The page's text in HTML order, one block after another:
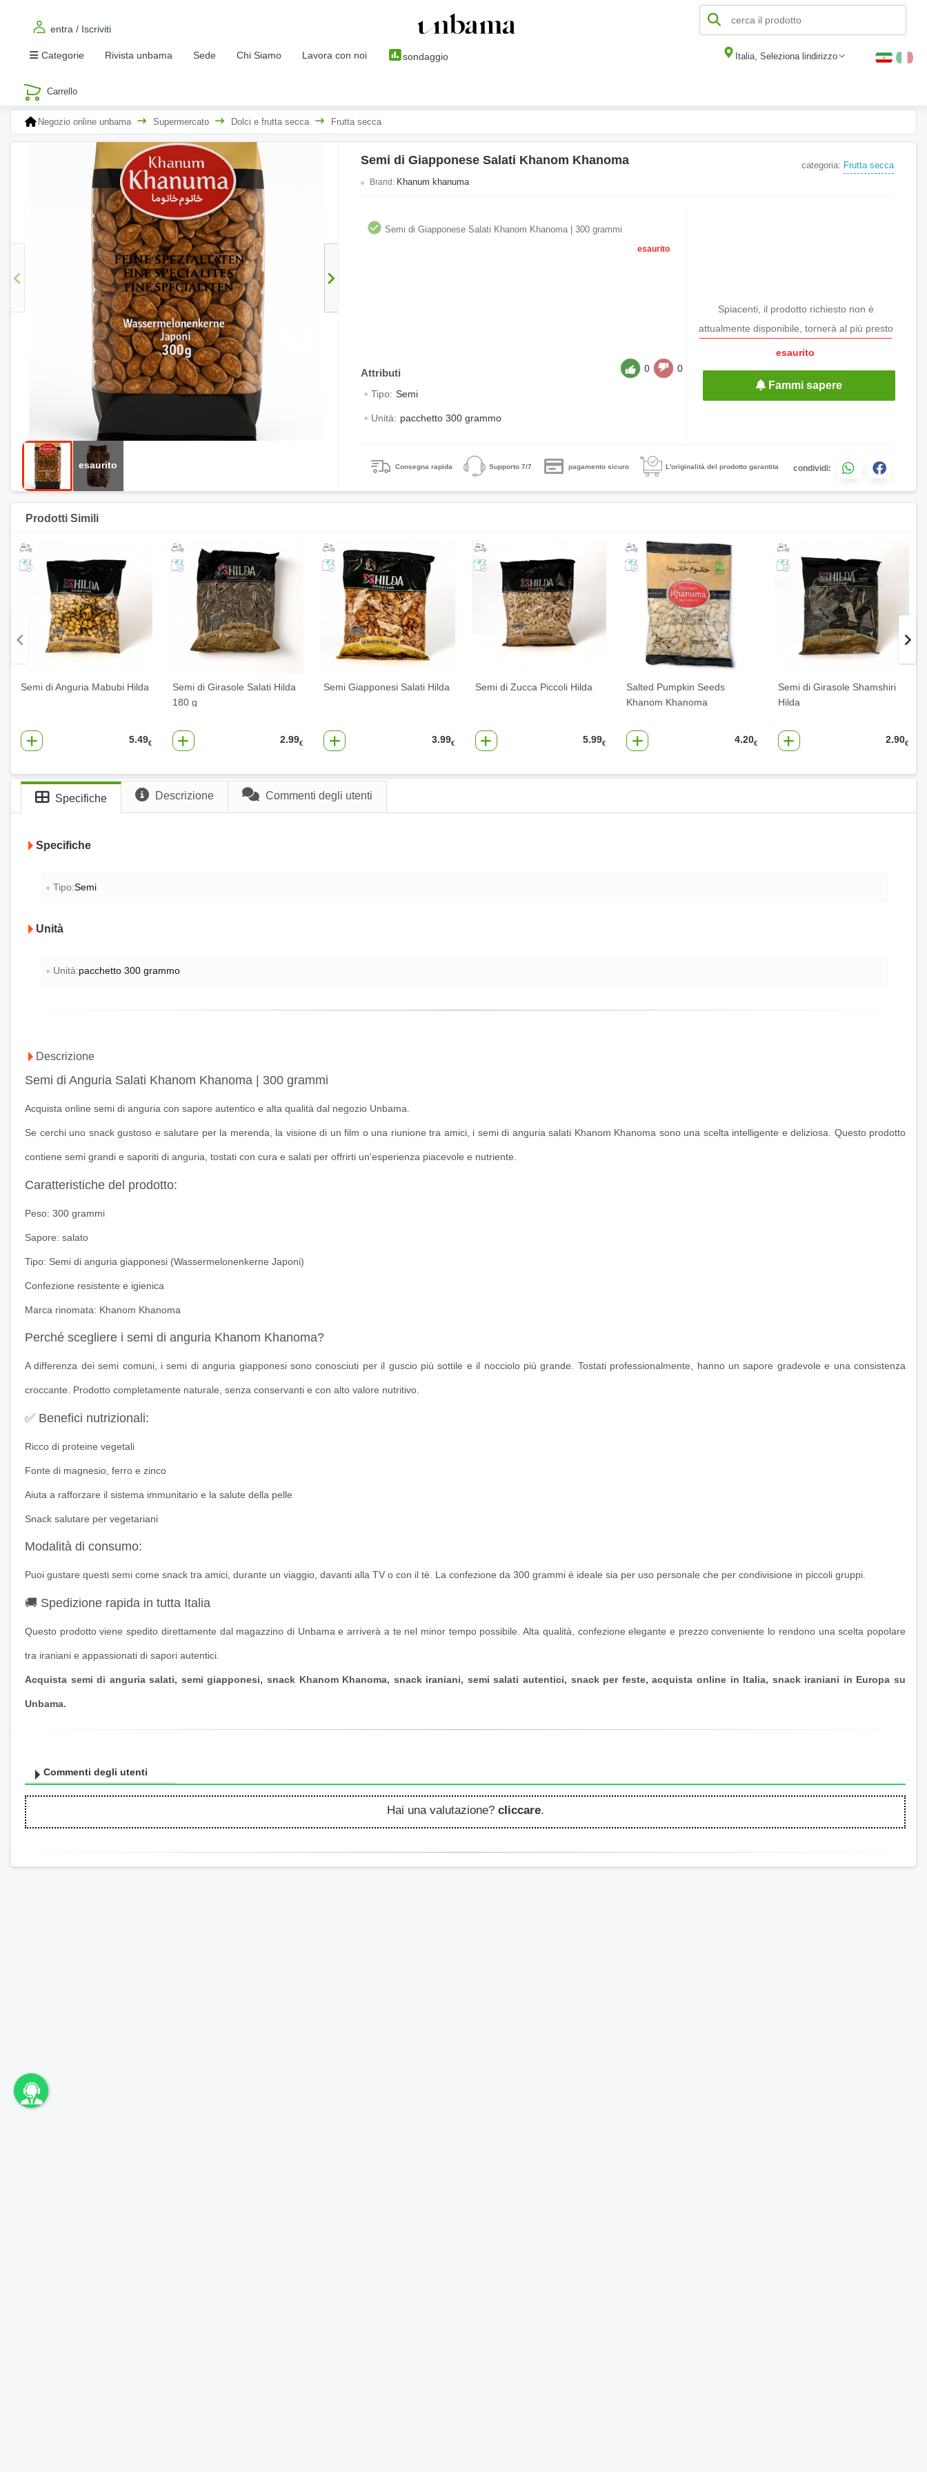
entra / Iscriviti
Categorie Rivista unbama Sede Chi Siamo Lavora con noi sondaggio Italia, Seleziona lindirizzo
Negozio online unbama Supermercato Dolci e frutta secca Frutta secca
Semi di Giapponese Salati Khanom Khanoma
Brand: Khanum khanuma
categoria: Frutta secca
Semi di Giapponese Salati Khanom Khanoma | 300 grammi
esaurito
Tipo: Semi
Unità: pacchetto 300 grammo
0 0
Spiacenti, il prodotto richiesto non è
attualmente disponibile, tornerà al più presto
esaurito
Fammi sapere
Consegna rapida Supporto 7/7 pagamento sicuro L'originalità del prodotto garantita condividi:
Prodotti Simili
Semi di Anguria Mabubi Hilda
5.49€
Semi di Girasole Salati Hilda
180 g
2.99€
Semi Giapponesi Salati Hilda
3.99€
Semi di Zucca Piccoli Hilda
5.99€
Salted Pumpkin Seeds
Khanom Khanoma
4.20€
Semi di Girasole Shamshiri
Hilda
2.90€
Specifiche Descrizione Commenti degli utenti
Specifiche
Tipo:Semi
Unità
Unità:pacchetto 300 grammo
Descrizione
Semi di Anguria Salati Khanom Khanoma | 300 grammi
Acquista online semi di anguria con sapore autentico e alta qualità dal negozio Unbama.
Se cerchi uno snack gustoso e salutare per la merenda, la visione di un film o una riunione tra amici, i semi di anguria salati Khanom Khanoma sono una scelta intelligente e deliziosa. Questo prodotto
contiene semi grandi e saporiti di anguria, tostati con cura e salati per offrirti un'esperienza piacevole e nutriente.
Caratteristiche del prodotto:
Peso: 300 grammi
Sapore: salato
Tipo: Semi di anguria giapponesi (Wassermelonenkerne Japoni)
Confezione resistente e igienica
Marca rinomata: Khanom Khanoma
Perché scegliere i semi di anguria Khanom Khanoma?
A differenza dei semi comuni, i semi di anguria giapponesi sono conosciuti per il guscio più sottile e il nocciolo più grande. Tostati professionalmente, hanno un sapore gradevole e una consistenza
croccante. Prodotto completamente naturale, senza conservanti e con alto valore nutritivo.
✅ Benefici nutrizionali:
Ricco di proteine vegetali
Fonte di magnesio, ferro e zinco
Aiuta a rafforzare il sistema immunitario e la salute della pelle
Snack salutare per vegetariani
Modalità di consumo:
Puoi gustare questi semi come snack tra amici, durante un viaggio, davanti alla TV o con il tè. La confezione da 300 grammi è ideale sia per uso personale che per condivisione in piccoli gruppi.
🚚 Spedizione rapida in tutta Italia
Questo prodotto viene spedito direttamente dal magazzino di Unbama e arriverà a te nel minor tempo possibile. Alta qualità, confezione elegante e prezzo conveniente lo rendono una scelta popolare
tra iraniani e appassionati di sapori autentici.
Acquista semi di anguria salati, semi giapponesi, snack Khanom Khanoma, snack iraniani, semi salati autentici, snack per feste, acquista online in Italia, snack iraniani in Europa su
Unbama.
Commenti degli utenti
Hai una valutazione? cliccare.